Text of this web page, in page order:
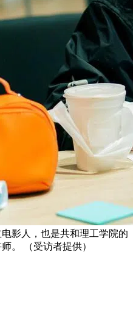
影人，也是共和理工学院的
。 （受访者提供）